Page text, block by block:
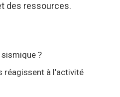
des ressources.
sismique ?
à l’activité